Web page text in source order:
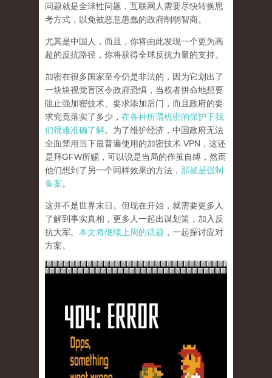
问题就是全球性问题，互联网人需要尽快转换思
考方式，以免被恶意愚蠢的政府削弱智商。
尤其是中国人，而且，你将由此发现一个更为高
超的反抗路径，你将获得全球反抗力量的支持。
加密在很多国家至今仍是非法的，因为它划出了
一块块视觉盲区令政府恐惧，当权者拼命地想要
阻止强加密技术、要求添加后门，而且政府的要
求究竟落实了多少， 在各种所谓机密的保护下我
们很难准确了解。为了维护经济，中国政府无法
全面禁用当下最普遍使用的加密技术 VPN，这还
是拜GFW所赐，可以说是当局的作茧自缚，然而
他们想到了另一个同样效果的方法， 那就是强制
备案。
这并不是世界末日。但现在开始，就需要更多人
了解到事实真相，更多人一起出谋划策，加入反
抗大军。 本文将继续上周的话题 ，一起探讨应对
方案。